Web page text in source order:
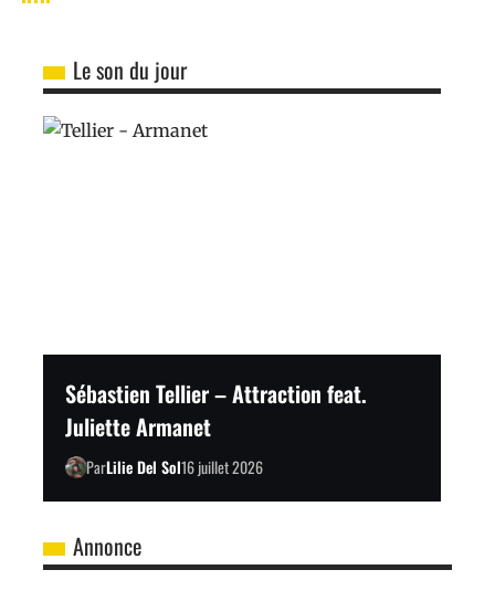
Le son du jour
Sébastien Tellier – Attraction feat.
Juliette Armanet
ParLilie Del Sol16 juillet 2026
Annonce